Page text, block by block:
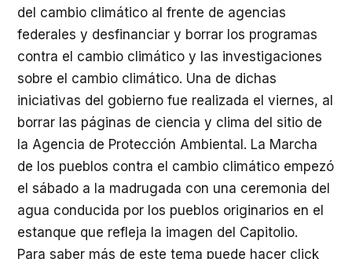
del cambio climático al frente de agencias
federales y desfinanciar y borrar los programas
contra el cambio climático y las investigaciones
sobre el cambio climático. Una de dichas
iniciativas del gobierno fue realizada el viernes, al
borrar las páginas de ciencia y clima del sitio de
la Agencia de Protección Ambiental. La Marcha
de los pueblos contra el cambio climático empezó
el sábado a la madrugada con una ceremonia del
agua conducida por los pueblos originarios en el
estanque que refleja la imagen del Capitolio.
Para saber más de este tema puede hacer click